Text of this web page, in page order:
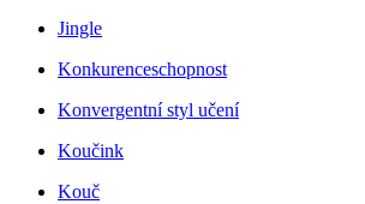
Jingle
Konkurenceschopnost
Konvergentní styl učení
Koučink
Kouč